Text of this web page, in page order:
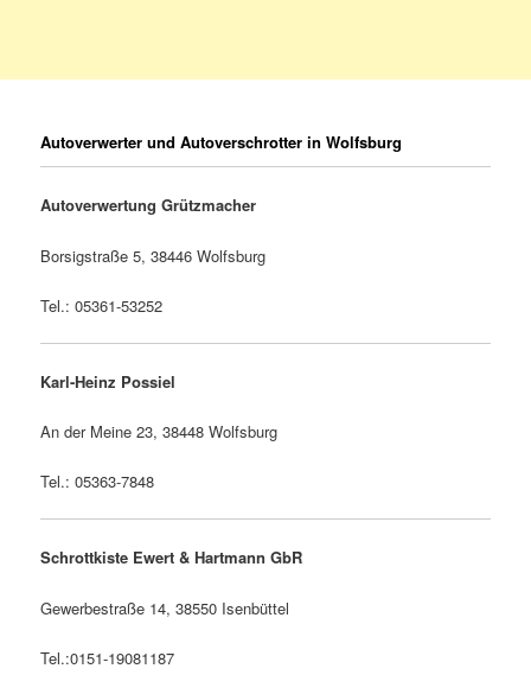
Autoverwerter und Autoverschrotter in Wolfsburg
Autoverwertung Grützmacher
Borsigstraße 5, 38446 Wolfsburg
Tel.: 05361-53252
Karl-Heinz Possiel
An der Meine 23, 38448 Wolfsburg
Tel.: 05363-7848
Schrottkiste Ewert & Hartmann GbR
Gewerbestraße 14, 38550 Isenbüttel
Tel.:0151-19081187